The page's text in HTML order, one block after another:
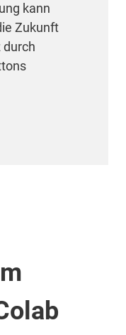
kann
Zukunft
durch